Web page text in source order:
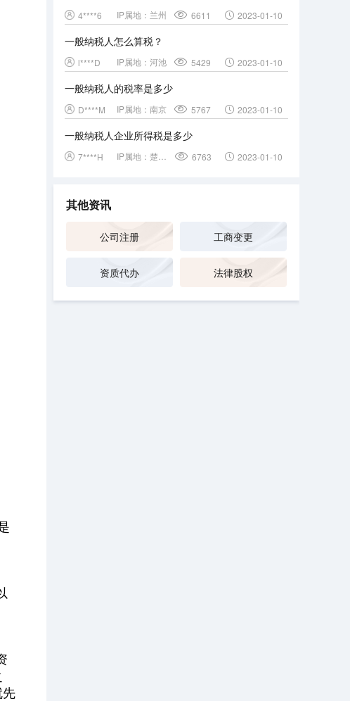
先
4****6 IP属地： 兰州 6611 2023-01-10
一般纳税人怎么算税？
l****D IP属地： 河池 5429 2023-01-10
一般纳税人的税率是多少
D****M IP属地： 南京 5767 2023-01-10
一般纳税人企业所得税是多少
7****H IP属地： 6763 2023-01-10
其他资讯
公司注册 工商变更
资质代办 法律股权